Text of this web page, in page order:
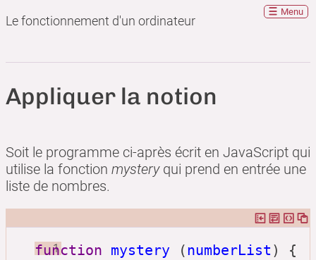
Le fonctionnement d'un ordinateur
Menu
Appliquer la notion
Soit le programme ci-après écrit en JavaScript qui
utilise la fonction mysteryqui prend en entrée une
liste de nombres.
1
function mystery ( numberList ) {